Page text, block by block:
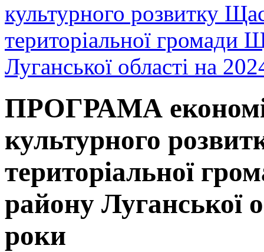
культурного розвитку
територіальної громади
Луганської області на
ПРОГРАМА
культурного
територіальної
району Луганської
роки